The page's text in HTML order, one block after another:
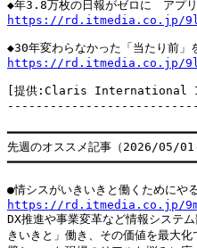
https://rd.itmedia.co.jp/
https://rd.itmedia.co.jp/
[提供:Claris International
先週のオススメ記事（2026/05/
https://rd.itmedia.co.jp/
DX推進や事業変革など情報システ
きいきと」働き、その価値を最大